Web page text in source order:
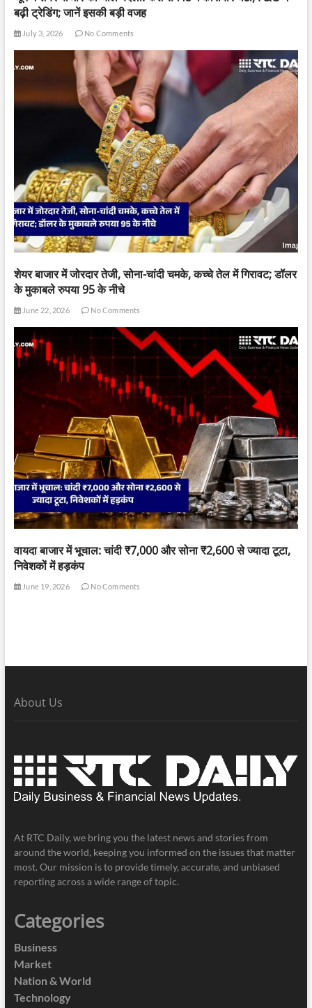
बढ़ी ट्रेडिंग; जानें इसकी बड़ी वजह
July 3, 2026 No Comments
शेयर बाजार में जोरदार तेजी, सोना-चांदी चमके, कच्चे तेल में गिरावट; डॉलर
के मुकाबले रुपया 95 के नीचे
June 22, 2026 No Comments
वायदा बाजार में भूचाल: चांदी ₹7,000 और सोना ₹2,600 से ज्यादा टूटा,
निवेशकों में हड़कंप
June 19, 2026 No Comments
About Us
At RTC Daily, we bring you the latest news and stories from
around the world, keeping you informed on the issues that matter
most. Our mission is to provide timely, accurate, and unbiased
reporting across a wide range of topic.
Categories
Business
Market
Nation & World
Technology